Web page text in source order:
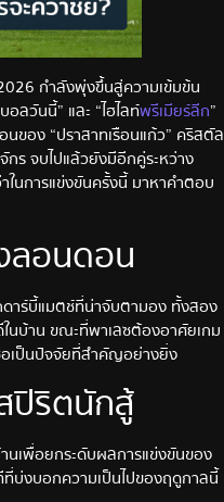
กำลังพุ่งขึ้นสู่ความเข้มข้น
ลวันนี้” และ “ไฮไลท์พรีเมียร์ลีก”
นของ “ปราสาทเรือนแก้ว” คริสตัล
ร จบไปแล้วยังมีอีกคู่ระหว่าง
นการแข่งขันครั้งนี้ มาหาคำตอบ
ลอนดอน
ดาร์บี้แมตช์ที่น่าจับตามอง ทั้งสอง
นบ้าน ขณะที่พาเลซต้องอาศัยเกม
อเป็นปัจจัยที่สำคัญอย่างยิ่ง
ปิริตนักสู้
นเพื่อยกระดับผลการแข่งขันของ
บ่งบอกความเป็นไปของฤดูกาลนี้